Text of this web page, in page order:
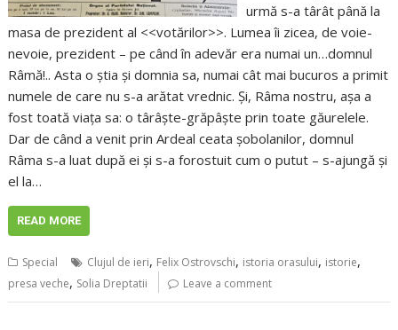
urmă s-a târât până la
masa de prezident al <<votărilor>>. Lumea îi zicea, de voie-
nevoie, prezident – pe când în adevăr era numai un…domnul
Râmă!.. Asta o știa și domnia sa, numai cât mai bucuros a primit
numele de care nu s-a arătat vrednic. Și, Râma nostru, așa a
fost toată viața sa: o târâște-grăpâște prin toate găurelele.
Dar de când a venit prin Ardeal ceata șobolanilor, domnul
Râma s-a luat după ei și s-a forostuit cum o putut – s-ajungă și
el la…
READ MORE
Special Clujul de ieri, Felix Ostrovschi, istoria orasului, istorie,
presa veche, Solia Dreptatii Leave a comment